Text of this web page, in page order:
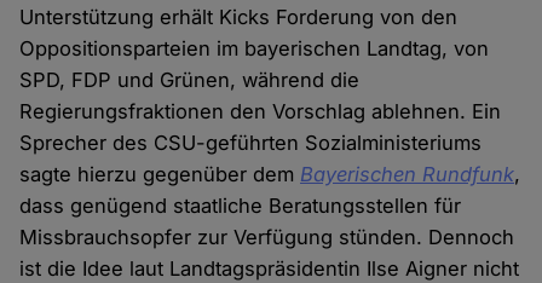
Unterstützung erhält Kicks Forderung von den
Oppositionsparteien im bayerischen Landtag, von
SPD, FDP und Grünen, während die
Regierungsfraktionen den Vorschlag ablehnen. Ein
Sprecher des CSU-geführten Sozialministeriums
sagte hierzu gegenüber dem Bayerischen Rundfunk,
dass genügend staatliche Beratungsstellen für
Missbrauchsopfer zur Verfügung stünden. Dennoch
ist die Idee laut Landtagspräsidentin Ilse Aigner nicht